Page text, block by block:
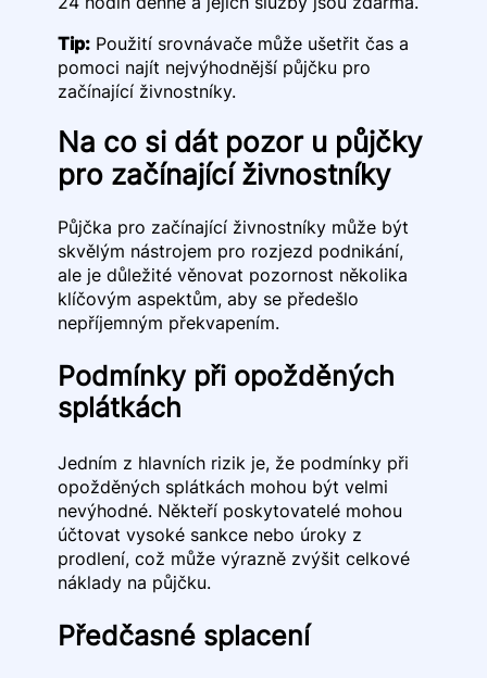
Tip:Použití srovnávače může ušetřit čas a
pomoci najít nejvýhodnější půjčku pro
začínající živnostníky.
Na co si dát pozor u půjčky
pro začínající živnostníky
Půjčka pro začínající živnostníky může být
skvělým nástrojem pro rozjezd podnikání,
ale je důležité věnovat pozornost několika
klíčovým aspektům, aby se předešlo
nepříjemným překvapením.
Podmínky při opožděných
splátkách
Jedním z hlavních rizik je, že podmínky při
opožděných splátkách mohou být velmi
nevýhodné. Někteří poskytovatelé mohou
účtovat vysoké sankce nebo úroky z
prodlení, což může výrazně zvýšit celkové
náklady na půjčku.
Předčasné splacení